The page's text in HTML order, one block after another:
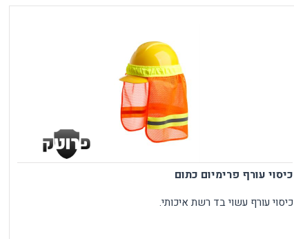
כיסוי עורף פרימיום כתום
כיסוי עורף עשוי בד רשת איכותי.